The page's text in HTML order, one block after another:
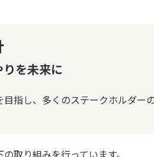
を未来に
指し、多くのステークホルダー
取り組みを行っています。